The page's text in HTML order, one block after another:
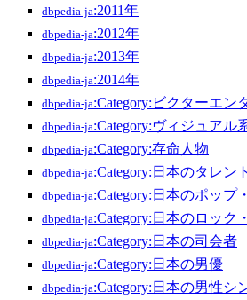
dbpedia-ja:2011年
dbpedia-ja:2012年
dbpedia-ja:2013年
dbpedia-ja:2014年
dbpedia-ja:Category:ビクターエ
dbpedia-ja:Category:ヴィジュアル
dbpedia-ja:Category:存命人物
dbpedia-ja:Category:日本のタレン
dbpedia-ja:Category:日本のポップ
dbpedia-ja:Category:日本のロック
dbpedia-ja:Category:日本の司会者
dbpedia-ja:Category:日本の男優
dbpedia-ja:Category:日本の男性シ